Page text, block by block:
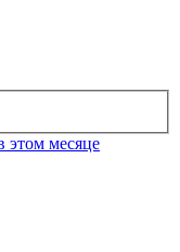
этом месяце